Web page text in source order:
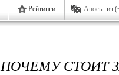
Рейтинги Авось из
ПОЧЕМУ СТОИТ